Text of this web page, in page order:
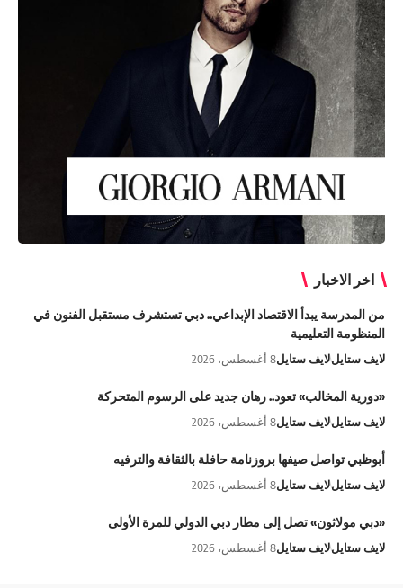
اخر الاخبار
من المدرسة يبدأ الاقتصاد الإبداعي.. دبي تستشرف مستقبل الفنون في
المنظومة التعليمية
لايف ستايللايف ستايل8 أغسطس، 2026
«دورية المخالب» تعود.. رهان جديد على الرسوم المتحركة
لايف ستايللايف ستايل8 أغسطس، 2026
أبوظبي تواصل صيفها بروزنامة حافلة بالثقافة والترفيه
لايف ستايللايف ستايل8 أغسطس، 2026
«دبي مولاثون» تصل إلى مطار دبي الدولي للمرة الأولى
لايف ستايللايف ستايل8 أغسطس، 2026